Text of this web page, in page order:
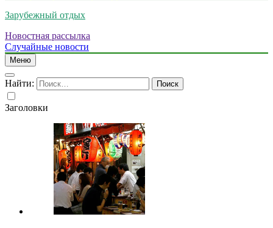
Зарубежный отдых
Новостная рассылка
Случайные новости
Меню
Найти:
Заголовки